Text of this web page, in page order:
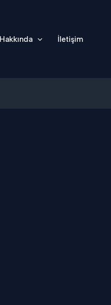
Hakkında İletişim